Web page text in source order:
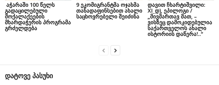
აჭარაში 100 წელს
გადაცილებული
მოქალაქეების
მხარდაჭერის პროგრამა
გრძელდება
9 ეკომიგრანტმა ოჯახმა
თანადაფინსებით ახალი
საცხოვრებელი შეიძინა
დავით ჩხარტიშვილი:
XI_დ), ეპილოგი /
„მივმართავ მათ, –
ვისზეც დამოკიდებულია
საქართველოს ახალი
ისტორიის დაწერა!..“
დატოვე პასუხი